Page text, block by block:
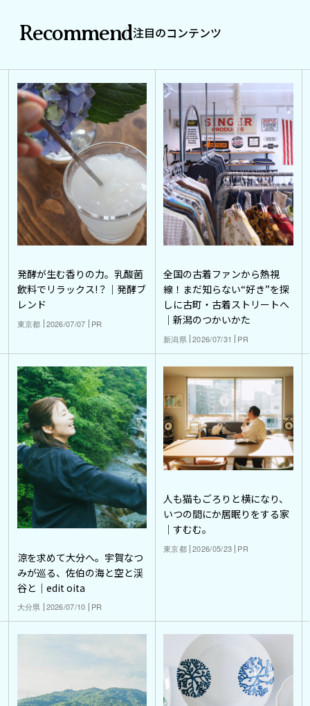
Recommend注目のコンテンツ
発酵が生む香りの力。乳酸菌
飲料でリラックス!？｜発酵ブ
レンド
東京都 2026/07/07 PR
全国の古着ファンから熱視
線！まだ知らない“好き”を探
しに古町・古着ストリートへ
｜新潟のつかいかた
新潟県 2026/07/31 PR
涼を求めて大分へ。宇賀なつ
みが巡る、佐伯の海と空と渓
谷と｜edit oita
大分県 2026/07/10 PR
人も猫もごろりと横になり、
いつの間にか居眠りをする家
｜すむむ。
東京都 2026/05/23 PR